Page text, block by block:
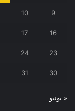
9
10
16
17
23
24
30
31
« يونيو